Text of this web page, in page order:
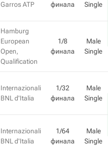
Garros ATP
финала
Single
Hamburg
European
Open,
Qualification
1/8
финала
Male
Single
Internazionali
BNL d'Italia
1/32
финала
Male
Single
Internazionali
BNL d'Italia
1/64
финала
Male
Single